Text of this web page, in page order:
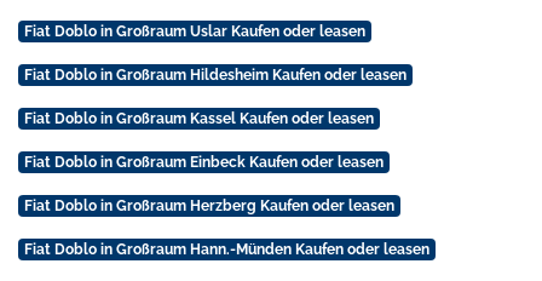
Fiat Doblo in Großraum Uslar Kaufen oder leasen
Fiat Doblo in Großraum Hildesheim Kaufen oder leasen
Fiat Doblo in Großraum Kassel Kaufen oder leasen
Fiat Doblo in Großraum Einbeck Kaufen oder leasen
Fiat Doblo in Großraum Herzberg Kaufen oder leasen
Fiat Doblo in Großraum Hann.-Münden Kaufen oder leasen